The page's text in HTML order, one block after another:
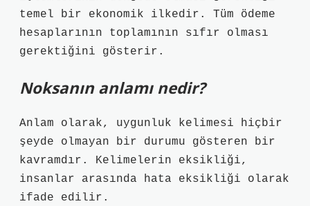
temel bir ekonomik ilkedir. Tüm ödeme
hesaplarının toplamının sıfır olması
gerektiğini gösterir.
Noksanın anlamı nedir?
Anlam olarak, uygunluk kelimesi hiçbir
şeyde olmayan bir durumu gösteren bir
kavramdır. Kelimelerin eksikliği,
insanlar arasında hata eksikliği olarak
ifade edilir.